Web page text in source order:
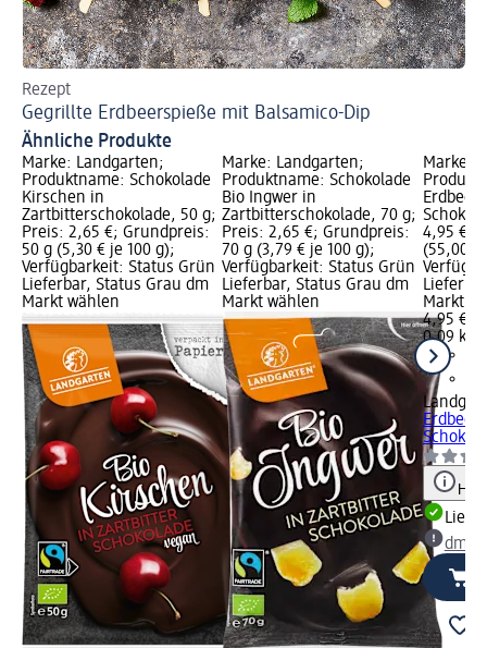
Rezept
Gegrillte Erdbeerspieße mit Balsamico-Dip
Ähnliche Produkte
Marke: Landgarten;
Produktname: Schokolade
Kirschen in
Zartbitterschokolade, 50 g;
Preis: 2,65 €; Grundpreis:
50 g (5,30 € je 100 g);
Verfügbarkeit: Status Grün
Lieferbar, Status Grau dm
Markt wählen
Marke: Landgarten;
Produktname: Schokolade
Bio Ingwer in
Zartbitterschokolade, 70 g;
Preis: 2,65 €; Grundpreis:
70 g (3,79 € je 100 g);
Verfügbarkeit: Status Grün
Lieferbar, Status Grau dm
Markt wählen
Marke:
4,95 €;
(55,00 €
Markt
4,95 €
0,09 kg
dm